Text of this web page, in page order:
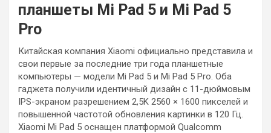
планшеты Mi Pad 5 и Mi Pad 5
Pro
Китайская компания Xiaomi официально представила и
свои первые за последние три года планшетные
компьютеры — модели Mi Pad 5 и Mi Pad 5 Pro. Оба
гаджета получили идентичный дизайн с 11-дюймовым
IPS-экраном разрешением 2,5K 2560 × 1600 пикселей и
повышенной частотой обновления картинки в 120 Гц.
Xiaomi Mi Pad 5 оснащен платформой Qualcomm